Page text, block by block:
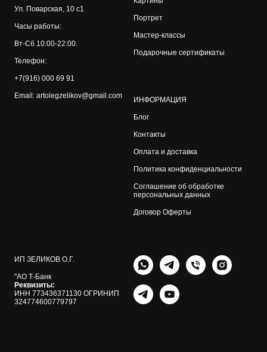
Ул. Поварская, 10 с1
Часы работы:
Вт-Сб 10:00-22:00.
Телефон:
+7(916) 000 69 91
Email: artolegzelikov@gmail.com
Портрет
Мастер-классы
Подарочные сертификаты
ИНФОРМАЦИЯ
Блог
Контакты
Оплата и доставка
Политика конфиденциальности
Соглашение об обработке
персональных данных
Договор Оферты
ИП ЗЕЛИКОВ О.Г.
"АО Т-Банк
Реквизиты:
ИНН 773436371130 ОГРИНИП
324774600779797